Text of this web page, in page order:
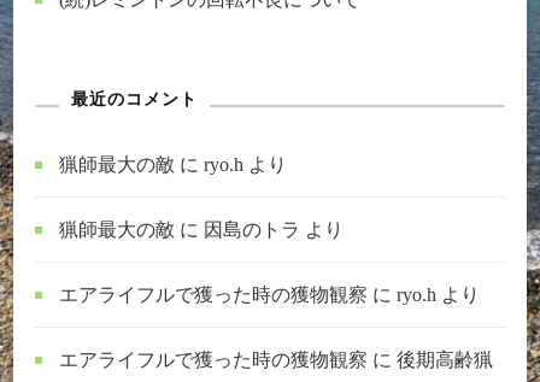
最近のコメント
猟師最大の敵 に ryo.h より
猟師最大の敵 に 因島のトラ より
エアライフルで獲った時の獲物観察 に ryo.h より
エアライフルで獲った時の獲物観察 に 後期高齢猟